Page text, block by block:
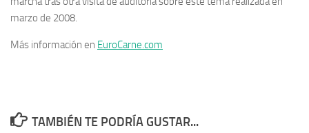
marzo de 2008.
Más información en EuroCarne.com
TAMBIÉN TE PODRÍA GUSTAR...